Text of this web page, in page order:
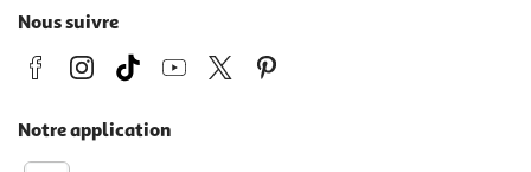
Nous suivre
Notre application